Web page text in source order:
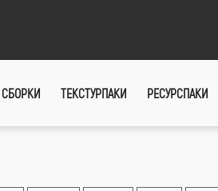
СБОРКИ ТЕКСТУРПАКИ РЕСУРСПАКИ